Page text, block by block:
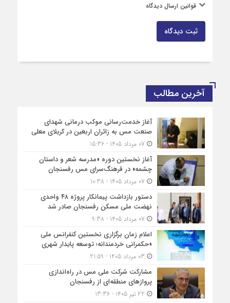
قوانین ارسال دیدگاه
ثبت دیدگاه
آخرین مطالب
آغاز خدمت‌رسانی موکب درمانی شهدای
صنعت مس به زائران اربعین در کربلای معلی
آغاز نخستین دوره «مدرسه شعر و داستان
چشمه» در فرهنگ‌سرای مس رفسنجان
دستور بازداشت پیمانکار پروژه ۴۸ واحدی
نهضت ملی مسکن رفسنجان صادر شد
اعلام زمان برگزاری نخستین کنفرانس ملی
«حکمرانی خردمندانه؛ توسعه پایدار شهری
مشارکت شرکت ملی مس در راه‌اندازی
پروازهای منطقه‌ای از رفسنجان